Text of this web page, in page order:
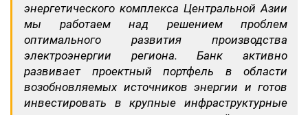
энергетического комплекса Центральной Азии
мы работаем над решением проблем
оптимального развития производства
электроэнергии региона. Банк активно
развивает проектный портфель в области
возобновляемых источников энергии и готов
инвестировать в крупные инфраструктурные